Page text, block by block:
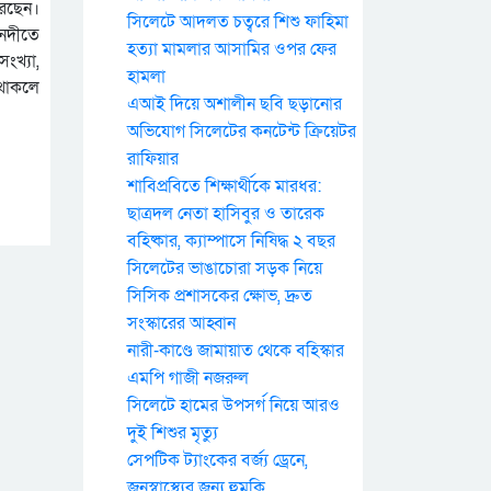
সিলেটে আদলত চত্বরে শিশু ফাহিমা
হত্যা মামলার আসামির ওপর ফের
হামলা
এআই দিয়ে অশালীন ছবি ছড়ানোর
অভিযোগ সিলেটের কনটেন্ট ক্রিয়েটর
রাফিয়ার
শাবিপ্রবিতে শিক্ষার্থীকে মারধর:
ছাত্রদল নেতা হাসিবুর ও তারেক
বহিষ্কার, ক্যাম্পাসে নিষিদ্ধ ২ বছর
সিলেটের ভাঙাচোরা সড়ক নিয়ে
সিসিক প্রশাসকের ক্ষোভ, দ্রুত
সংস্কারের আহ্বান
নারী-কাণ্ডে জামায়াত থেকে বহিস্কার
এমপি গাজী নজরুল
সিলেটে হামের উপসর্গ নিয়ে আরও
দুই শিশুর মৃত্যু
সেপটিক ট্যাংকের বর্জ্য ড্রেনে,